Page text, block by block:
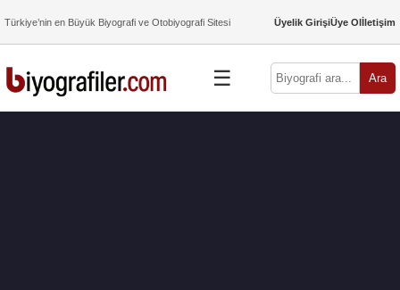
Türkiye’nin en Büyük Biyografi ve Otobiyografi Sitesi Üyelik GirişiÜye Olİletişim
☰ Ara